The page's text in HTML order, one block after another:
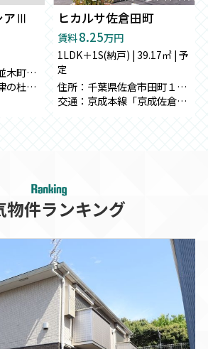
アⅢ
住所：千葉県成田市並木町１３６-２８
交通：京成本線「公津の杜」駅 徒歩25分
ヒカルサ佐倉田町
賃料8.25万円
1LDK＋1S(納戸) | 39.17㎡ | 予
定
住所：千葉県佐倉市田町１７０-１
交通：京成本線「京成佐倉」駅 徒歩11分
物件ランキング